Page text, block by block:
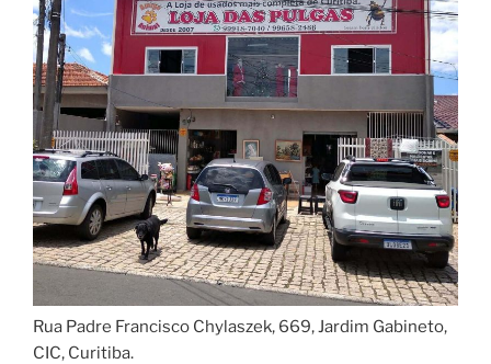
Rua Padre Francisco Chylaszek, 669, Jardim Gabineto,
CIC, Curitiba.